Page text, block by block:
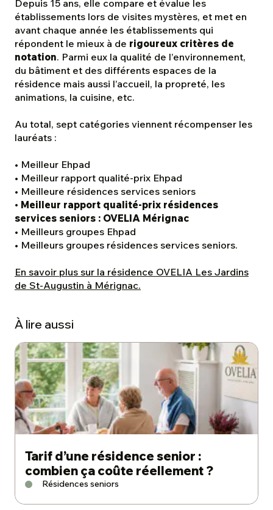
Depuis 15 ans, elle compare et évalue les
établissements lors de visites mystères, et met en
avant chaque année les établissements qui
répondent le mieux à de rigoureux critères de
notation. Parmi eux la qualité de l’environnement,
du bâtiment et des différents espaces de la
résidence mais aussi l’accueil, la propreté, les
animations, la cuisine, etc.
Au total, sept catégories viennent récompenser les
lauréats :
• Meilleur Ehpad
• Meilleur rapport qualité-prix Ehpad
• Meilleure résidences services seniors
• Meilleur rapport qualité-prix résidences
services seniors : OVELIA Mérignac
• Meilleurs groupes Ehpad
• Meilleurs groupes résidences services seniors.
En savoir plus sur la résidence OVELIA Les Jardins
de St-Augustin à Mérignac.
À lire aussi
Tarif d’une résidence senior :
combien ça coûte réellement ?
Résidences seniors